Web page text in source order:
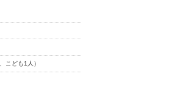
こども1人）